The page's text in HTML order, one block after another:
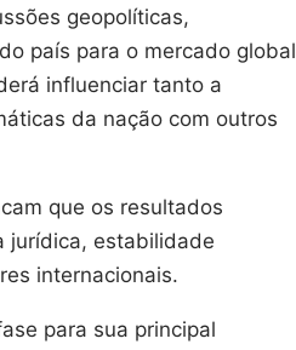
geopolíticas,
país para o mercado global
influenciar tanto a
da nação com outros
que os resultados
jurídica, estabilidade
internacionais.
para sua principal